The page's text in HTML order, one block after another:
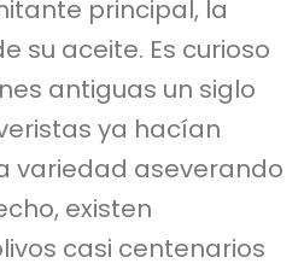
principal, la
su aceite. Es curioso
antiguas un siglo
ya hacían
variedad aseverando
existen
casi centenarios